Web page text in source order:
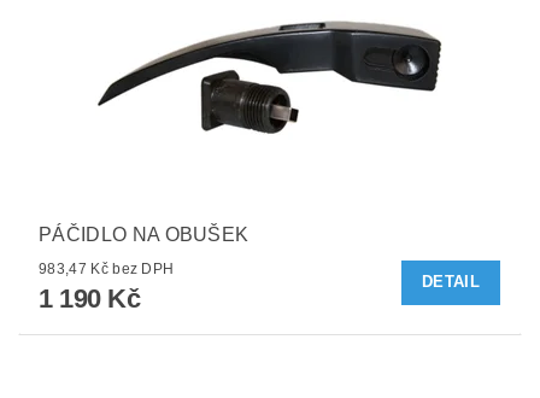
PÁČIDLO NA OBUŠEK
983,47 Kč bez DPH
1 190 Kč
DETAIL